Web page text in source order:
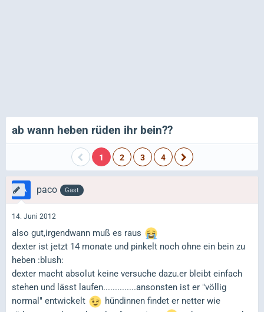
ab wann heben rüden ihr bein??
1 2 3 4
paco Gast
14. Juni 2012
also gut,irgendwann muß es raus
dexter ist jetzt 14 monate und pinkelt noch ohne ein bein zu
heben :blush:
dexter macht absolut keine versuche dazu.er bleibt einfach
stehen und lässt laufen..............ansonsten ist er "völlig
normal" entwickelt
hündinnen findet er netter wie